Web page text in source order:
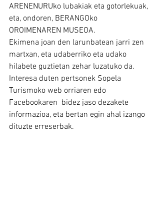
ARENENURUko lubakiak eta gotorlekuak,
eta, ondoren, BERANGOko
OROIMENAREN MUSEOA.
Ekimena joan den larunbatean jarri zen
martxan, eta udaberriko eta udako
hilabete guztietan zehar luzatuko da.
Interesa duten pertsonek Sopela
Turismoko web orriaren edo
Facebookaren  bidez jaso dezakete
informazioa, eta bertan egin ahal izango
dituzte erreserbak.